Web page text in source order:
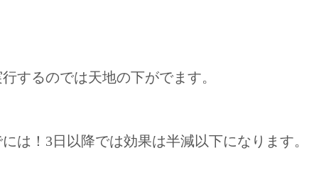
するのでは天地の下がでます。
は！3日以降では効果は半減以下になります。